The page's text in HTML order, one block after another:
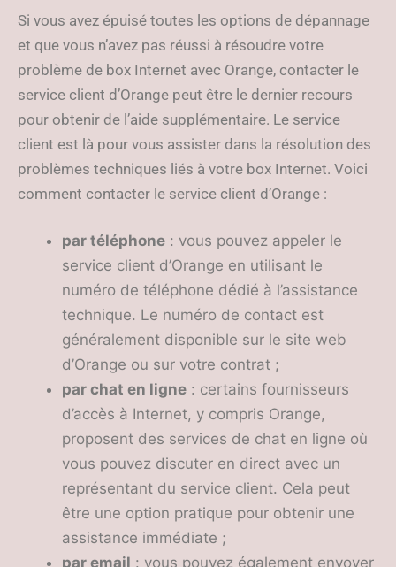
Si vous avez épuisé toutes les options de dépannage
et que vous n’avez pas réussi à résoudre votre
problème de box Internet avec Orange, contacter le
service client d’Orange peut être le dernier recours
pour obtenir de l’aide supplémentaire. Le service
client est là pour vous assister dans la résolution des
problèmes techniques liés à votre box Internet. Voici
comment contacter le service client d’Orange :
par téléphone : vous pouvez appeler le
service client d’Orange en utilisant le
numéro de téléphone dédié à l’assistance
technique. Le numéro de contact est
généralement disponible sur le site web
d’Orange ou sur votre contrat ;
par chat en ligne : certains fournisseurs
d’accès à Internet, y compris Orange,
proposent des services de chat en ligne où
vous pouvez discuter en direct avec un
représentant du service client. Cela peut
être une option pratique pour obtenir une
assistance immédiate ;
par email : vous pouvez également envoyer